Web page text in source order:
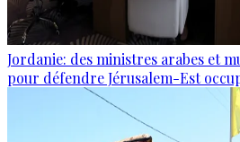
Jordanie: des ministres arabes et
pour défendre Jérusalem-Est